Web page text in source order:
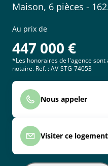
Maison, 6 pièces -
Au prix de
447 000 €
*Les honoraires de l'agence
notaire. Ref. : AV-STG-74053
Nous appeler
Visiter ce logement